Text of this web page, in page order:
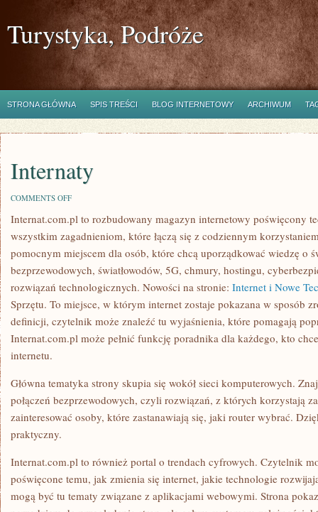
Turystyka, Podróże
STRONA GŁÓWNA SPIS TREŚCI BLOG INTERNETOWY ARCHIWUM
Internaty
COMMENTS OFFON
Internat.com.pl to rozbudowany magazyn internetowy poświęcony
wszystkim zagadnieniom, które łączą się z codziennym
pomocnym miejscem dla osób, które chcą uporządkować wiedzę o
bezprzewodowych, światłowodów, 5G, chmury, hostingu,
rozwiązań technologicznych. Nowości na stronie: Internet i Nowe
Sprzętu. To miejsce, w którym internet zostaje pokazana w sposób
definicji, czytelnik może znaleźć tu wyjaśnienia, które pomagają
Internat.com.pl może pełnić funkcję poradnika dla każdego, kto
internetu.
Główna tematyka strony skupia się wokół sieci komputerowych.
połączeń bezprzewodowych, czyli rozwiązań, z których korzystają
zainteresować osoby, które zastanawiają się, jaki router wybrać.
praktyczny.
Internat.com.pl to również portal o trendach cyfrowych. Czytelnik
poświęcone temu, jak zmienia się internet, jakie technologie
mogą być tu tematy związane z aplikacjami webowymi. Strona